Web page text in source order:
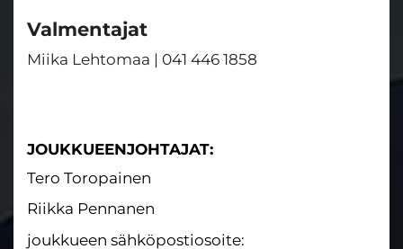
Valmentajat
Miika Lehtomaa | 041 446 1858
JOUKKUEENJOHTAJAT:
Tero Toropainen
Riikka Pennanen
joukkueen sähköpostiosoite: